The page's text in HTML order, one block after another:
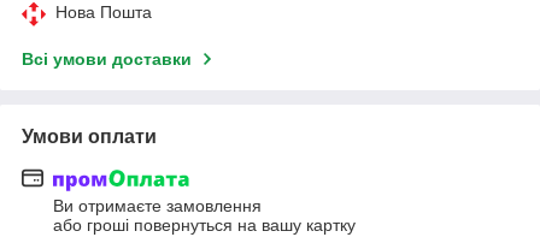
Нова Пошта
Всі умови доставки
Умови оплати
Ви отримаєте замовлення
або гроші повернуться на вашу картку